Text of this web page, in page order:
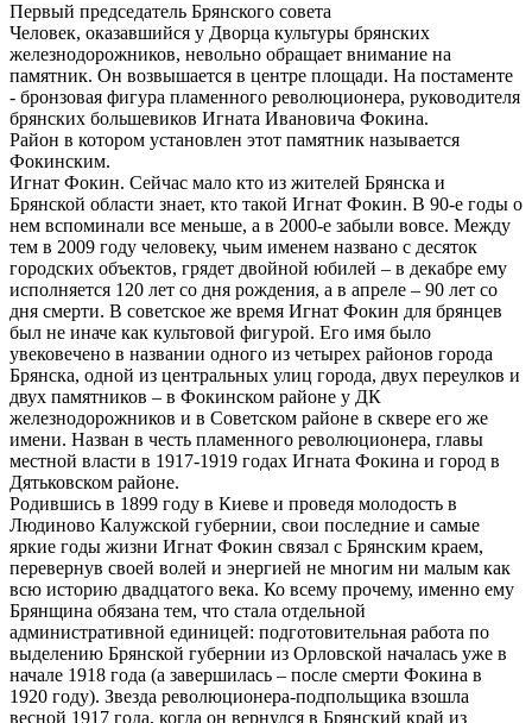
Первый председатель Брянского совета
Человек, оказавшийся у Дворца культуры брянских
железнодорожников, невольно обращает внимание на
памятник. Он возвышается в центре площади. На постаменте
- бронзовая фигура пламенного революционера, руководителя
брянских большевиков Игната Ивановича Фокина.
Район в котором установлен этот памятник называется
Фокинским.
Игнат Фокин. Сейчас мало кто из жителей Брянска и
Брянской области знает, кто такой Игнат Фокин. В 90-е годы о
нем вспоминали все меньше, а в 2000-е забыли вовсе. Между
тем в 2009 году человеку, чьим именем названо с десяток
городских объектов, грядет двойной юбилей – в декабре ему
исполняется 120 лет со дня рождения, а в апреле – 90 лет со
дня смерти. В советское же время Игнат Фокин для брянцев
был не иначе как культовой фигурой. Его имя было
увековечено в названии одного из четырех районов города
Брянска, одной из центральных улиц города, двух переулков и
двух памятников – в Фокинском районе у ДК
железнодорожников и в Советском районе в сквере его же
имени. Назван в честь пламенного революционера, главы
местной власти в 1917-1919 годах Игната Фокина и город в
Дятьковском районе.
Родившись в 1899 году в Киеве и проведя молодость в
Людиново Калужской губернии, свои последние и самые
яркие годы жизни Игнат Фокин связал с Брянским краем,
перевернув своей волей и энергией не многим ни малым как
всю историю двадцатого века. Ко всему прочему, именно ему
Брянщина обязана тем, что стала отдельной
административной единицей: подготовительная работа по
выделению Брянской губернии из Орловской началась уже в
начале 1918 года (а завершилась – после смерти Фокина в
1920 году). Звезда революционера-подпольщика взошла
весной 1917 года, когда он вернулся в Брянский край из